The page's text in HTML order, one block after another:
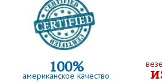
100%
американское качество